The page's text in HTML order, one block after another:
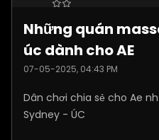
Posts:10887
Những quán
úc dành cho AE
07-05-2025, 04:43 PM
Dân chơi chia sẻ cho Ae
Sydney - ÚC